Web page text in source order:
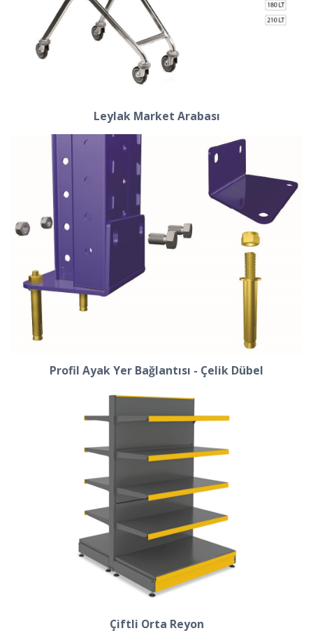
Leylak Market Arabası
Profil Ayak Yer Bağlantısı - Çelik Dübel
Çiftli Orta Reyon